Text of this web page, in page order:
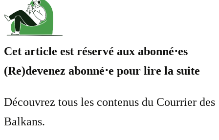
Cet article est réservé aux abonné⋅es
(Re)devenez abonné⋅e pour lire la suite
Découvrez tous les contenus du Courrier des
Balkans.